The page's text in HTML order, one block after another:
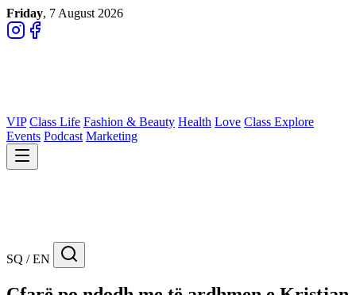
Friday, 7 August 2026
VIP Class Life Fashion & Beauty Health Love Class Explore
Events Podcast Marketing
SQ / EN